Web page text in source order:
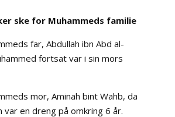
ske for Muhammeds familie
far, Abdullah ibn Abd al-
fortsat var i sin mors
mor, Aminah bint Wahb, da
var en dreng på omkring 6 år.